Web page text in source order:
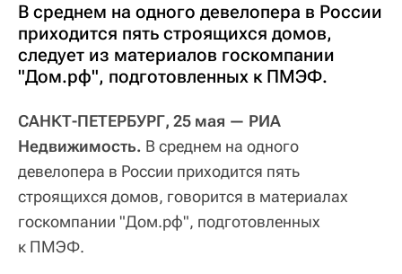
В среднем на одного девелопера в России
приходится пять строящихся домов,
следует из материалов госкомпании
"Дом.рф", подготовленных к ПМЭФ.
САНКТ-ПЕТЕРБУРГ, 25 мая — РИА
Недвижимость. В среднем на одного
девелопера в России приходится пять
строящихся домов, говорится в материалах
госкомпании "Дом.рф", подготовленных
к ПМЭФ.